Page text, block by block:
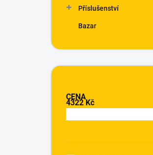
Příslušenství
Bazar
CENA
4322Kč